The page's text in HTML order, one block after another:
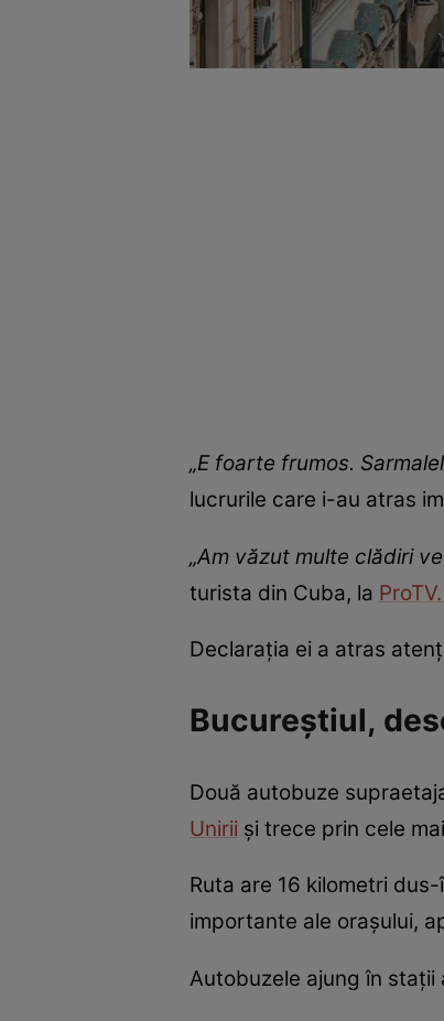
„E foarte frumos.
lucrurile care i-au atras
„Am văzut multe clădiri
turista din Cuba, la ProTV.
Declarația ei a atras
Bucureștiul,
Două autobuze
Unirii și trece prin cele
Ruta are 16 kilometri
importante ale orașului,
Autobuzele ajung în